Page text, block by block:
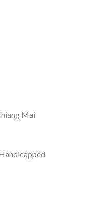
Mai